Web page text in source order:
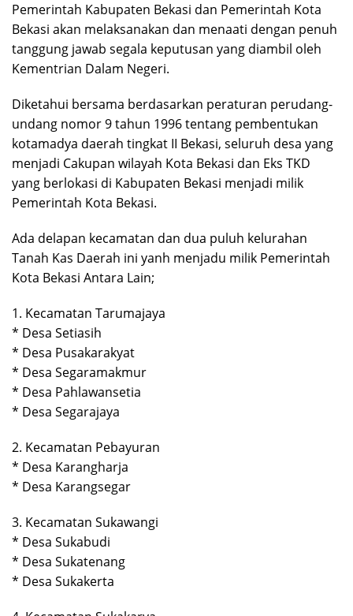
Pemerintah Kabupaten Bekasi dan Pemerintah Kota
Bekasi akan melaksanakan dan menaati dengan penuh
tanggung jawab segala keputusan yang diambil oleh
Kementrian Dalam Negeri.
Diketahui bersama berdasarkan peraturan perudang-
undang nomor 9 tahun 1996 tentang pembentukan
kotamadya daerah tingkat II Bekasi, seluruh desa yang
menjadi Cakupan wilayah Kota Bekasi dan Eks TKD
yang berlokasi di Kabupaten Bekasi menjadi milik
Pemerintah Kota Bekasi.
Ada delapan kecamatan dan dua puluh kelurahan
Tanah Kas Daerah ini yanh menjadu milik Pemerintah
Kota Bekasi Antara Lain;
1. Kecamatan Tarumajaya
* Desa Setiasih
* Desa Pusakarakyat
* Desa Segaramakmur
* Desa Pahlawansetia
* Desa Segarajaya
2. Kecamatan Pebayuran
* Desa Karangharja
* Desa Karangsegar
3. Kecamatan Sukawangi
* Desa Sukabudi
* Desa Sukatenang
* Desa Sukakerta